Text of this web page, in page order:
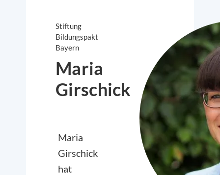
Stiftung
Bildungspakt
Bayern
Maria
Girschick
Maria
Girschick
hat